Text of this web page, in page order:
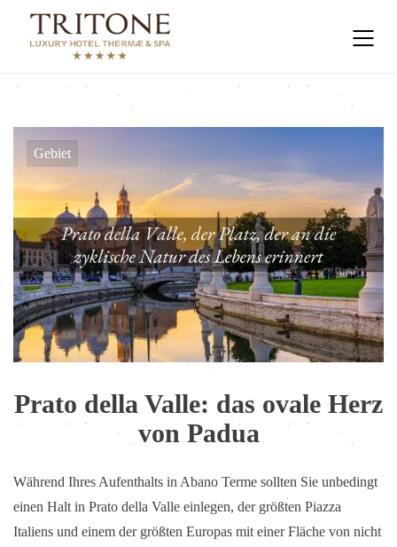
Gebiet
Prato della Valle: das ovale Herz
von Padua
Während Ihres Aufenthalts in Abano Terme sollten Sie unbedingt
einen Halt in Prato della Valle einlegen, der größten Piazza
Italiens und einem der größten Europas mit einer Fläche von nicht